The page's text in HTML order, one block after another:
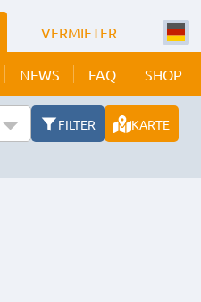
VERMIETER
NEWS FAQ SHOP
FILTER
KARTE